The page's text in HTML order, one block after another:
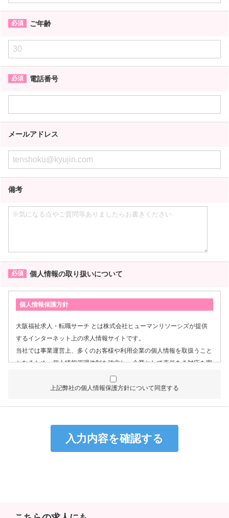
ご年齢
電話番号
メールアドレス
備考
個人情報の取り扱いについて
個人情報保護方針
大阪福祉求人・転職サーチ とは株式会社ヒューマンリソーシズが提供
するインターネット上の求人情報サイトです。
当社では事業運営上、多くのお客様や利用企業の個人情報を取扱うこと
となるため、個人情報管理体制を確立し、企業として責任ある対応を実
個人情報は、本人の同意なく第三者に提供しません。
上記弊社の個人情報保護方針について同意する